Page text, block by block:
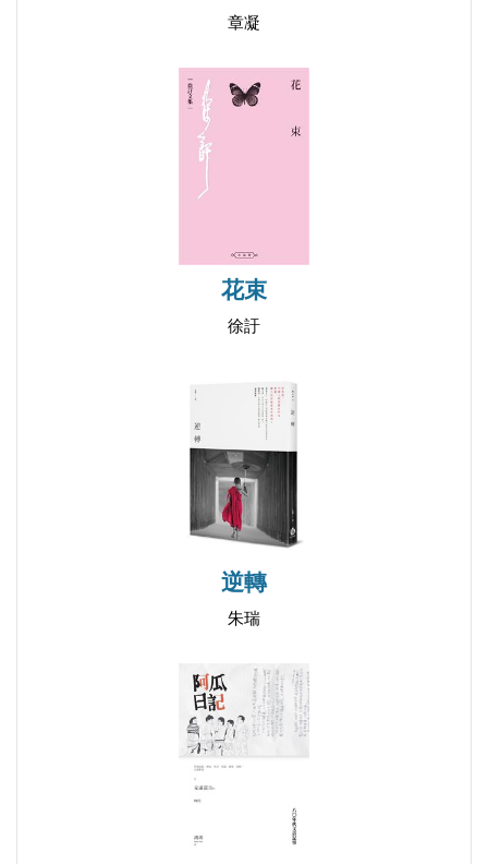
章凝
花束
徐訏
逆轉
朱瑞